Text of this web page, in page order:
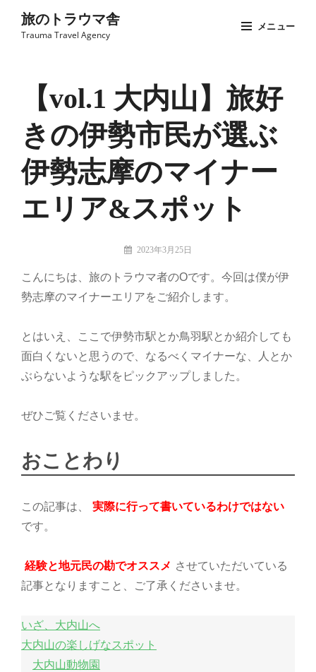
旅のトラウマ舎
Trauma Travel Agency
メニュー
Overlay
【vol.1 大内山】旅好
きの伊勢市民が選ぶ
伊勢志摩のマイナー
エリア&スポット
投
者:
の
ト
マ
舎：
担
2023年3月25日
こんにちは、旅のトラウマ者のOです。今回は僕が伊
勢志摩のマイナーエリアをご紹介します。
とはいえ、ここで伊勢市駅とか鳥羽駅とか紹介しても
面白くないと思うので、なるべくマイナーな、人とか
ぶらないような駅をピックアップしました。
ぜひご覧くださいませ。
おことわり
この記事は、
実際に行って書いているわけではない
です。
経験と地元民の勘でオススメ させていただいている
記事となりますこと、ご了承くださいませ。
いざ、大内山へ
大内山の楽しげなスポット
大内山動物園